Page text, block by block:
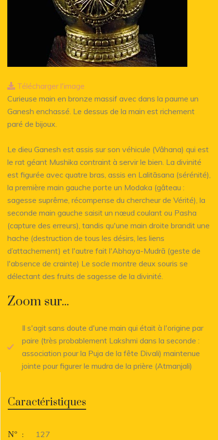
Télécharger l'image
Curieuse main en bronze massif avec dans la paume un
Ganesh enchassé. Le dessus de la main est richement
paré de bijoux.
Le dieu Ganesh est assis sur son véhicule (Vâhana) qui est
le rat géant Mushika contraint à servir le bien. La divinité
est figurée avec quatre bras, assis en Lalitāsana (sérénité),
la première main gauche porte un Modaka (gâteau :
sagesse suprême, récompense du chercheur de Vérité), la
seconde main gauche saisit un nœud coulant ou Pasha
(capture des erreurs), tandis qu'une main droite brandit une
hache (destruction de tous les désirs, les liens
d’attachement) et l'autre fait l'Abhaya-Mudrā (geste de
l'absence de crainte) Le socle montre deux souris se
délectant des fruits de sagesse de la divinité.
Zoom sur...
Il s'agit sans doute d'une main qui était à l'origine par
paire (très probablement Lakshmi dans la seconde :
association pour la Puja de la fête Divali) maintenue
jointe pour figurer le mudra de la prière (Atmanjali)
Caractéristiques
N° :
127